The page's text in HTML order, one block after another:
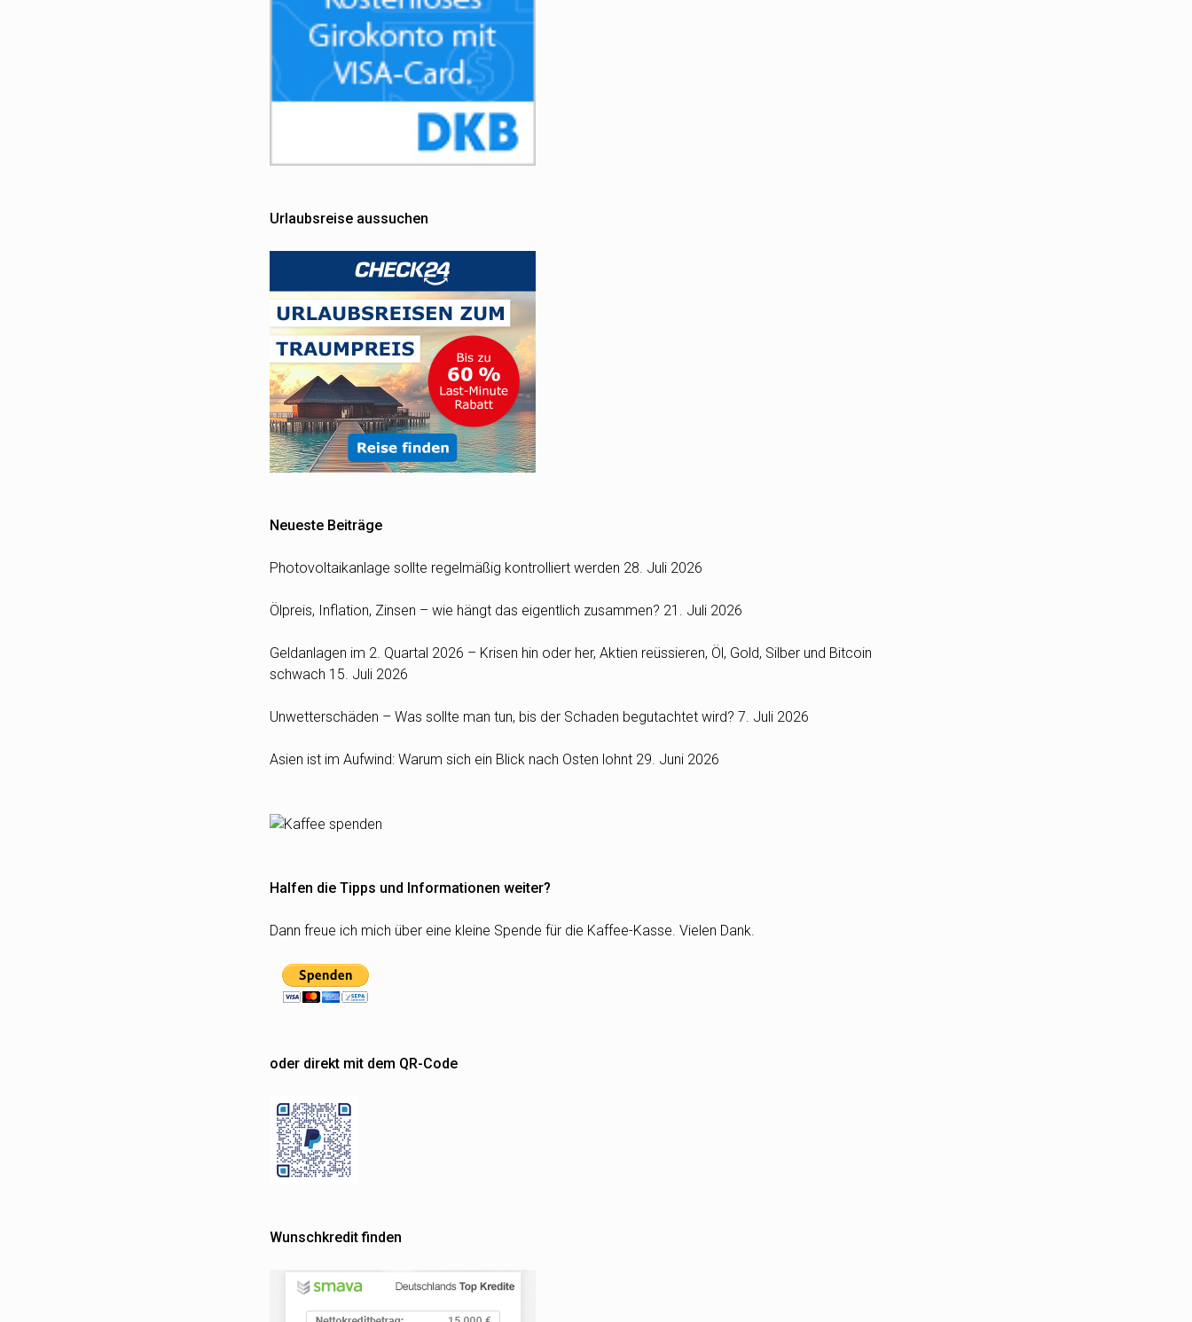
Urlaubsreise aussuchen
Neueste Beiträge
Photovoltaikanlage sollte regelmäßig kontrolliert werden 28. Juli 2026
Ölpreis, Inflation, Zinsen – wie hängt das eigentlich zusammen? 21. Juli 2026
Geldanlagen im 2. Quartal 2026 – Krisen hin oder her, Aktien reüssieren, Öl, Gold, Silber und Bitcoin
schwach 15. Juli 2026
Unwetterschäden – Was sollte man tun, bis der Schaden begutachtet wird? 7. Juli 2026
Asien ist im Aufwind: Warum sich ein Blick nach Osten lohnt 29. Juni 2026
Halfen die Tipps und Informationen weiter?
Dann freue ich mich über eine kleine Spende für die Kaffee-Kasse. Vielen Dank.
oder direkt mit dem QR-Code
Wunschkredit finden